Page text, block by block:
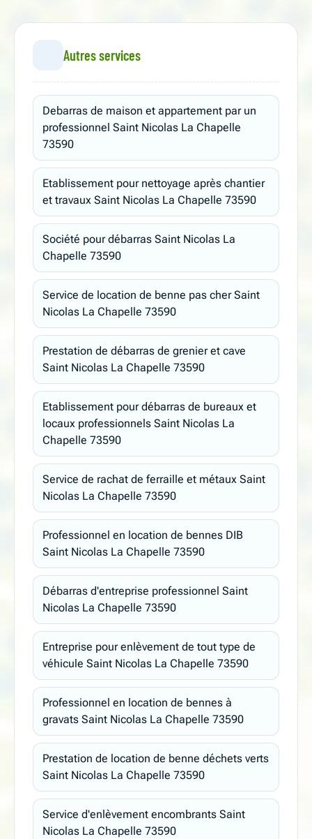
Autres services
Debarras de maison et appartement par un
professionnel Saint Nicolas La Chapelle
73590
Etablissement pour nettoyage après chantier
et travaux Saint Nicolas La Chapelle 73590
Société pour débarras Saint Nicolas La
Chapelle 73590
Service de location de benne pas cher Saint
Nicolas La Chapelle 73590
Prestation de débarras de grenier et cave
Saint Nicolas La Chapelle 73590
Etablissement pour débarras de bureaux et
locaux professionnels Saint Nicolas La
Chapelle 73590
Service de rachat de ferraille et métaux Saint
Nicolas La Chapelle 73590
Professionnel en location de bennes DIB
Saint Nicolas La Chapelle 73590
Débarras d'entreprise professionnel Saint
Nicolas La Chapelle 73590
Entreprise pour enlèvement de tout type de
véhicule Saint Nicolas La Chapelle 73590
Professionnel en location de bennes à
gravats Saint Nicolas La Chapelle 73590
Prestation de location de benne déchets verts
Saint Nicolas La Chapelle 73590
Service d'enlèvement encombrants Saint
Nicolas La Chapelle 73590